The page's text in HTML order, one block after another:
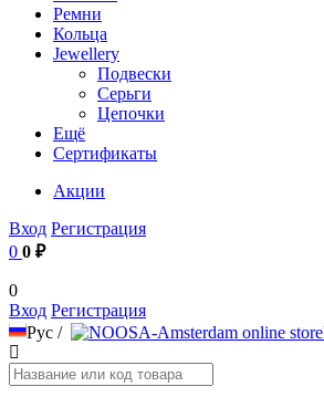
Ремни
Кольца
Jewellery
Подвески
Серьги
Цепочки
Ещё
Сертификаты
Акции
Вход Регистрация
0 0 ₽
0
Вход Регистрация
Рус /